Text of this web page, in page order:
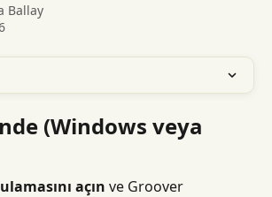
Ballay
(Windows veya
açın ve Groover